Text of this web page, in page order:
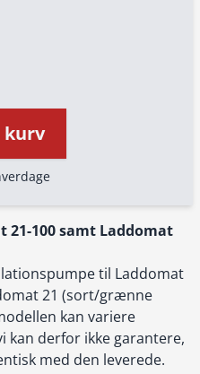
21-100 samt Laddomat
til Laddomat
21 (sort/grænne
kan variere
kan derfor ikke garantere,
med den leverede.
kurv